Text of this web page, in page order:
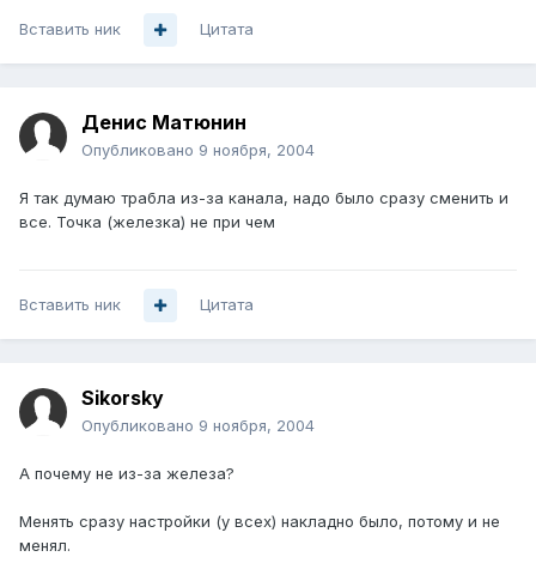
Вставить ник Цитата
Денис Матюнин
Опубликовано 9 ноября, 2004
Я так думаю трабла из-за канала, надо было сразу сменить и
все. Точка (железка) не при чем
Вставить ник Цитата
Sikorsky
Опубликовано 9 ноября, 2004
А почему не из-за железа?
Менять сразу настройки (у всех) накладно было, потому и не
менял.